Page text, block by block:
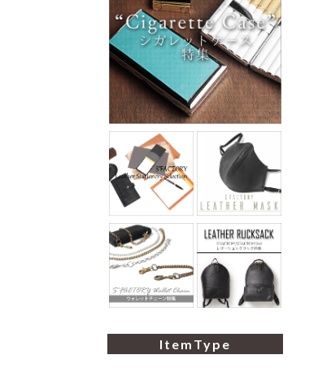
ItemType